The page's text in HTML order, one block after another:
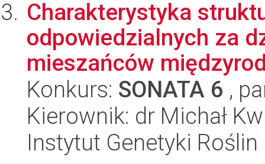
Charakterystyka
odpowiedzialnych za
mieszańców
Konkurs: SONATA 6 ,
Kierownik: dr Michał
Instytut Genetyki Roślin